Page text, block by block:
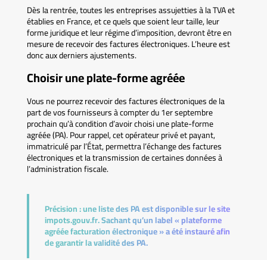
Dès la rentrée, toutes les entreprises assujetties à la TVA et
établies en France, et ce quels que soient leur taille, leur
forme juridique et leur régime d’imposition, devront être en
mesure de recevoir des factures électroniques. L’heure est
donc aux derniers ajustements.
Choisir une plate-forme agréée
Vous ne pourrez recevoir des factures électroniques de la
part de vos fournisseurs à compter du 1er septembre
prochain qu’à condition d’avoir choisi une plate-forme
agréée (PA). Pour rappel, cet opérateur privé et payant,
immatriculé par l’État, permettra l’échange des factures
électroniques et la transmission de certaines données à
l’administration fiscale.
Précision :une liste des PA est disponible sur le site
impots.gouv.fr. Sachant qu’un label « plateforme
agréée facturation électronique » a été instauré afin
de garantir la validité des PA.